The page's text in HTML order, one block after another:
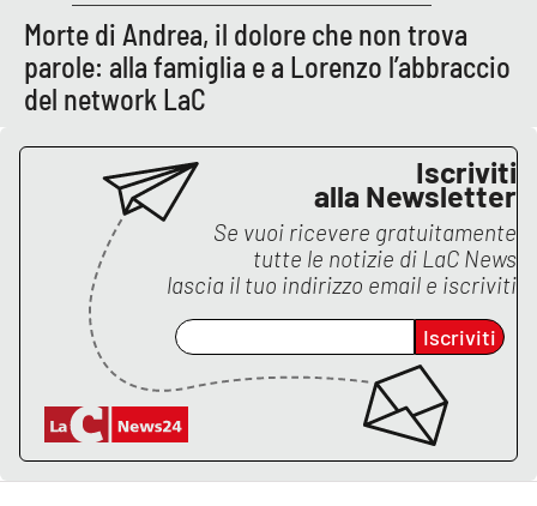
Catanzarochannel.it
APP
Morte di Andrea, il dolore che non trova
parole: alla famiglia e a Lorenzo l’abbraccio
del network LaC
Iscriviti
alla Newsletter
Se vuoi ricevere gratuitamente
tutte le notizie di LaC News
lascia il tuo indirizzo email e iscriviti
Iscriviti